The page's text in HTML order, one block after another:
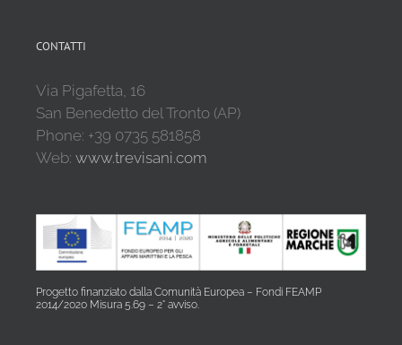
CONTATTI
Via Pigafetta, 16
San Benedetto del Tronto (AP)
Phone: +39 0735 581858
Web: www.trevisani.com
Progetto finanziato dalla Comunità Europea – Fondi FEAMP
2014/2020 Misura 5.69 – 2° avviso.